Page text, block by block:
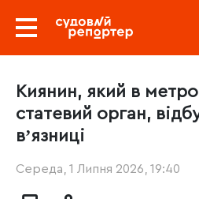
Киянин, який в
статевий орган,
вʼязниці
Середа, 1 Липня 2026, 19:40